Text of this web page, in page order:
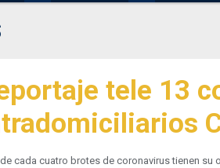
tele 13
cada cuatro brotes de coronavirus tienen su